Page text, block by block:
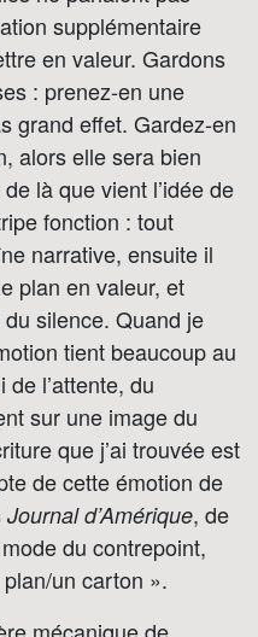
supplémentaire
en valeur. Gardons
: prenez-en une
grand effet. Gardez-en
alors elle sera bien
là que vient l’idée de
fonction : tout
narrative, ensuite il
plan en valeur, et
silence. Quand je
tient beaucoup au
l’attente, du
sur une image du
que j’ai trouvée est
de cette émotion de
Journal d’Amérique, de
du contrepoint,
un carton ».